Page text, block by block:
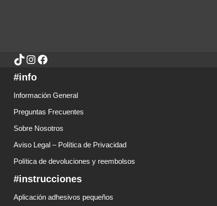
#info
Información General
Preguntas Frecuentes
Sobre Nosotros
Aviso Legal – Política de Privacidad
Política de devoluciones y reembolsos
#instrucciones
Aplicación adhesivos pequeños